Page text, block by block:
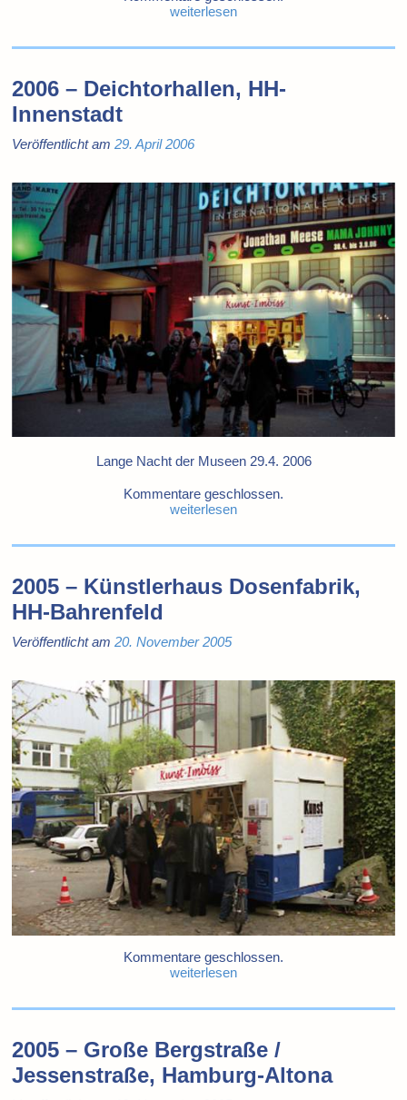
weiterlesen
2006 – Deichtorhallen, HH-
Innenstadt
Veröffentlicht am29. April 2006
Lange Nacht der Museen 29.4. 2006
Kommentare geschlossen.
weiterlesen
2005 – Künstlerhaus Dosenfabrik,
HH-Bahrenfeld
Veröffentlicht am20. November 2005
Kommentare geschlossen.
weiterlesen
2005 – Große Bergstraße /
Jessenstraße, Hamburg-Altona